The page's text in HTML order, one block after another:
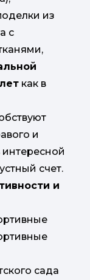
из
с
как в
и
счет.
и
сада